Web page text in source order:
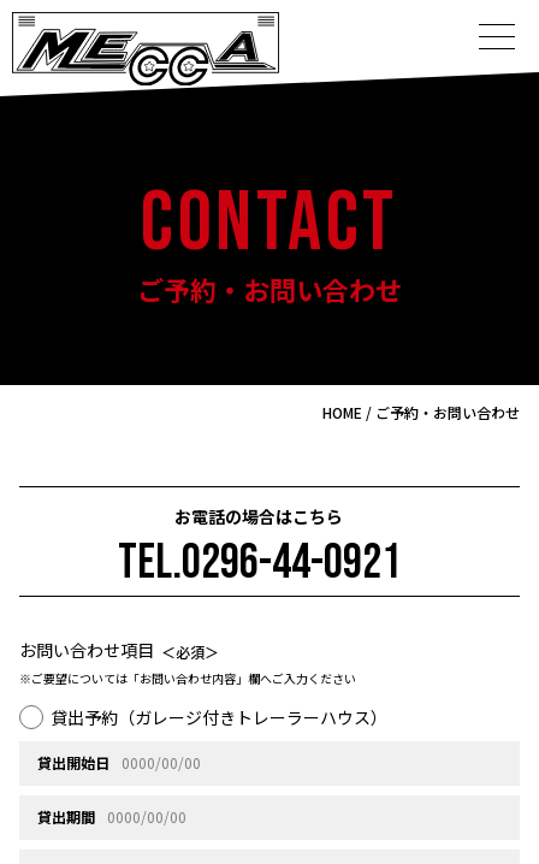
CONTACT
ご予約・お問い合わせ
HOME ご予約・お問い合わせ
お電話の場合はこちら
TEL.0296-44-0921
お問い合わせ項目 ＜必須＞
※ご要望については「お問い合わせ内容」欄へご入力ください
貸出予約（ガレージ付きトレーラーハウス）
貸出開始日
貸出期間